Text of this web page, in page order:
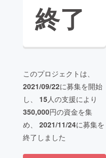
終了
このプロジェクトは、
2021/09/22に募集を開始
し、 15人の支援により
350,000円の資金を集
め、 2021/11/24に募集を
終了しました